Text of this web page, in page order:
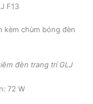
F13
kèm chùm bóng đèn
đèn trang trí GLJ
72 W